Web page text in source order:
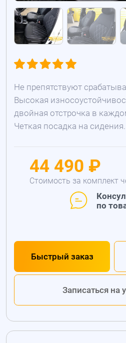
Не препятствуют
Высокая
двойная отстрочка в
Четкая посадка на сидения.
44 490 ₽
Стоимость за комплект
по
Быстрый заказ
Записаться на